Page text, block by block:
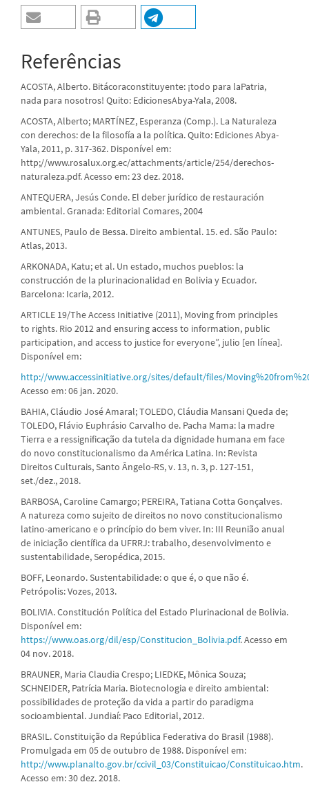
Referências
ACOSTA, Alberto. Bitácoraconstituyente: ¡todo para laPatria,
nada para nosotros! Quito: EdicionesAbya-Yala, 2008.
ACOSTA, Alberto; MARTÍNEZ, Esperanza (Comp.). La Naturaleza
con derechos: de la filosofía a la política. Quito: Ediciones Abya-
Yala, 2011, p. 317-362. Disponível em:
http;//www.rosalux.org.ec/attachments/article/254/derechos-
naturaleza.pdf. Acesso em: 23 dez. 2018.
ANTEQUERA, Jesús Conde. El deber jurídico de restauración
ambiental. Granada: Editorial Comares, 2004
ANTUNES, Paulo de Bessa. Direito ambiental. 15. ed. São Paulo:
Atlas, 2013.
ARKONADA, Katu; et al. Un estado, muchos pueblos: la
construcción de la plurinacionalidad en Bolivia y Ecuador.
Barcelona: Icaria, 2012.
ARTICLE 19/The Access Initiative (2011), Moving from principles
to rights. Rio 2012 and ensuring access to information, public
participation, and access to justice for everyone”, julio [en línea].
Disponível em:
http://www.accessinitiative.org/sites/default/files/
Acesso em: 06 jan. 2020.
BAHIA, Cláudio José Amaral; TOLEDO, Cláudia Mansani Queda de;
TOLEDO, Flávio Euphrásio Carvalho de. Pacha Mama: la madre
Tierra e a ressignificação da tutela da dignidade humana em face
do novo constitucionalismo da América Latina. In: Revista
Direitos Culturais, Santo Ângelo-RS, v. 13, n. 3, p. 127-151,
set./dez., 2018.
BARBOSA, Caroline Camargo; PEREIRA, Tatiana Cotta Gonçalves.
A natureza como sujeito de direitos no novo constitucionalismo
latino-americano e o princípio do bem viver. In: III Reunião anual
de iniciação científica da UFRRJ: trabalho, desenvolvimento e
sustentabilidade, Seropédica, 2015.
BOFF, Leonardo. Sustentabilidade: o que é, o que não é.
Petrópolis: Vozes, 2013.
BOLIVIA. Constitución Política del Estado Plurinacional de Bolivia.
Disponível em:
https://www.oas.org/dil/esp/Constitucion_Bolivia.pdf. Acesso em
04 nov. 2018.
BRAUNER, Maria Claudia Crespo; LIEDKE, Mônica Souza;
SCHNEIDER, Patrícia Maria. Biotecnologia e direito ambiental:
possibilidades de proteção da vida a partir do paradigma
socioambiental. Jundiaí: Paco Editorial, 2012.
BRASIL. Constituição da República Federativa do Brasil (1988).
Promulgada em 05 de outubro de 1988. Disponível em:
http://www.planalto.gov.br/ccivil_03/Constituicao/Constituicao.htm.
Acesso em: 30 dez. 2018.